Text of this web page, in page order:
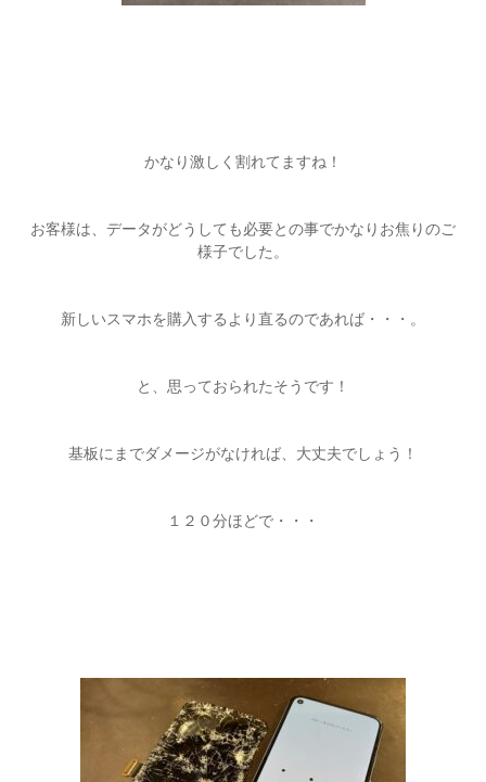
かなり激しく割れてますね！
お客様は、データがどうしても必要との事でかなりお焦りのご
様子でした。
新しいスマホを購入するより直るのであれば・・・。
と、思っておられたそうです！
基板にまでダメージがなければ、大丈夫でしょう！
１２０分ほどで・・・